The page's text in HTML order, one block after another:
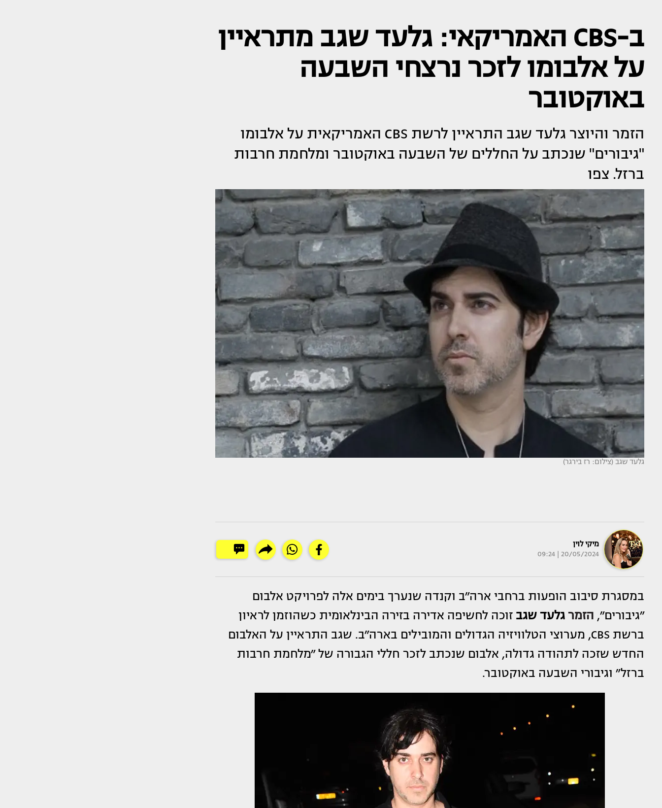
ב-CBS האמריקאי: גלעד שגב מתראיין
על אלבומו לזכר נרצחי השבעה
באוקטובר
הזמר והיוצר גלעד שגב התראיין לרשת CBS האמריקאית על אלבומו
"גיבורים" שנכתב על החללים של השבעה באוקטובר ומלחמת חרבות
ברזל. צפו
גלעד שגב (צילום: רז בירגר)
מיקי לוין
20/05/2024 | 09:24
במסגרת סיבוב הופעות ברחבי ארה״ב וקנדה שנערך בימים אלה לפרויקט אלבום
״גיבורים״, הזמר גלעד שגב זוכה לחשיפה אדירה בזירה הבינלאומית כשהוזמן לראיון
ברשת CBS, מערוצי הטלוויזיה הגדולים והמובילים בארה״ב. שגב התראיין על האלבום
החדש שזכה לתהודה גדולה, אלבום שנכתב לזכר חללי הגבורה של ״מלחמת חרבות
ברזל״ וגיבורי השבעה באוקטובר.